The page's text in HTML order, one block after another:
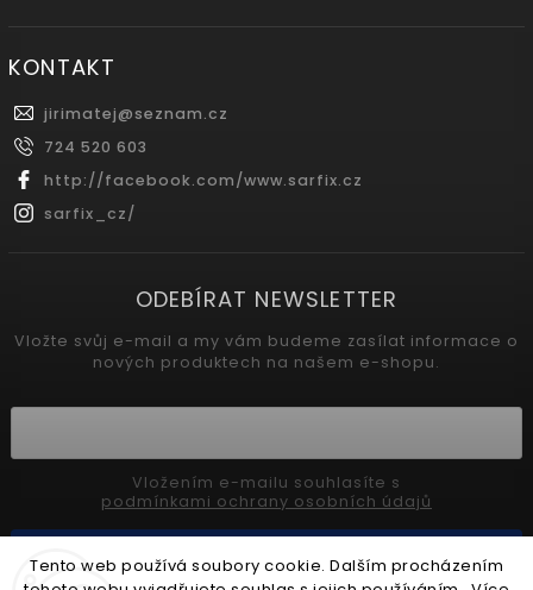
Tento web používá soubory cookie. Dalším procházením
KONTAKT
jirimatej@seznam.cz
724 520 603
http://facebook.com/www.sarfix.cz
sarfix_cz/
ODEBÍRAT NEWSLETTER
Vložte svůj e-mail a my vám budeme zasílat informace o
nových produktech na našem e-shopu.
podmínkami ochrany osobních údajů